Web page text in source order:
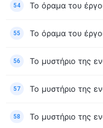
54 Το όραμα του
55 Το όραμα του
56 Το μυστήριο της
57 Το μυστήριο της
58 Το μυστήριο της